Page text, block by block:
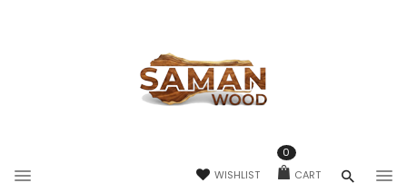
WISHLIST CART
0